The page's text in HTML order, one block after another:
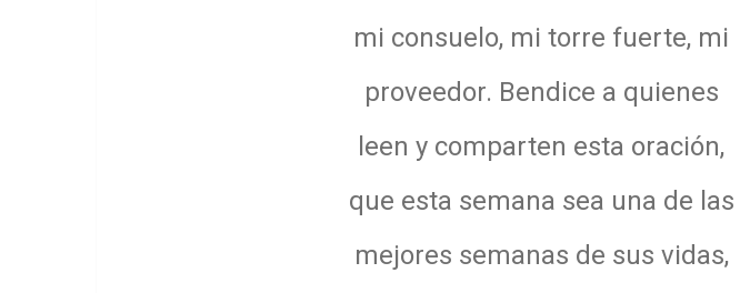
mi consuelo, mi torre fuerte, mi
proveedor. Bendice a quienes
leen y comparten esta oración,
que esta semana sea una de las
mejores semanas de sus vidas,